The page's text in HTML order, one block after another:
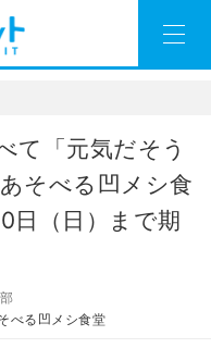
て「元気だそう
そべる凹メシ食
日（日）まで期
べる凹メシ食堂